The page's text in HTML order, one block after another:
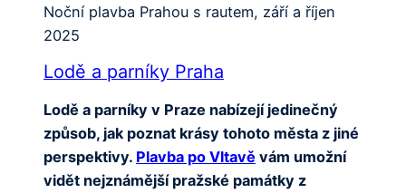
Noční plavba Prahou s rautem, září a říjen
2025
Lodě a parníky Praha
Lodě a parníky v Praze nabízejí jedinečný
způsob, jak poznat krásy tohoto města z jiné
perspektivy. Plavba po Vltavě vám umožní
vidět nejznámější pražské památky z